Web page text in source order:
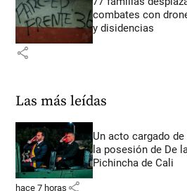
combates con
y disidencias
share
Las más leídas
Un acto cargado
la posesión de De
Pichincha de Cali
hace 7 horas share